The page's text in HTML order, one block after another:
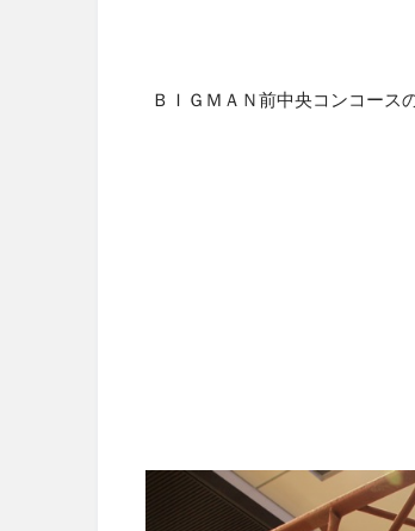
ＢＩＧＭＡＮ前中央コンコース